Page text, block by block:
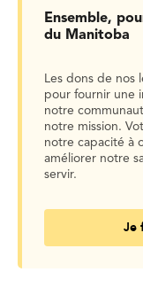
Ensemble,
du Manitoba
Les dons de nos
pour fournir une
notre
notre mission.
notre capacité à
améliorer notre
servir.
Je